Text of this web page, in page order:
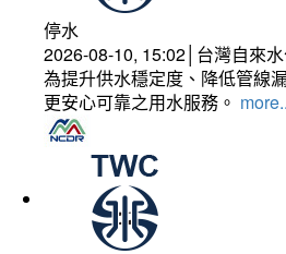
停水
2026-08-10, 15:02│台灣自來
為提升供水穩定度、降低管線
更安心可靠之用水服務。